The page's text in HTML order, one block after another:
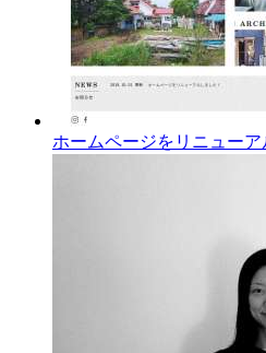
ホームページをリニューア